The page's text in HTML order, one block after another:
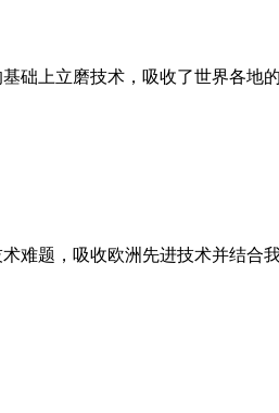
础上立磨技术，吸收了世界各
难题，吸收欧洲先进技术并结